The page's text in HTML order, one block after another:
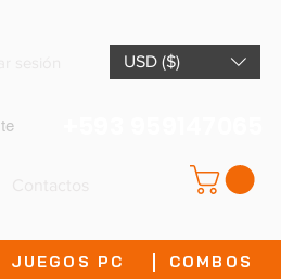
USD ($)
JUEGOS PC COMBOS